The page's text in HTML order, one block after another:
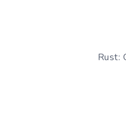
Rust: